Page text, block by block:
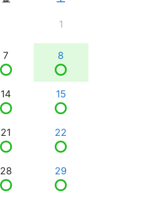
1
7 8
14 15
21 22
28 29